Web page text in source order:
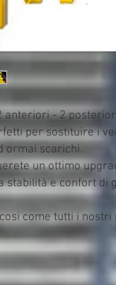
anteriori - 2
per sostituire i
ormai scarichi.
un ottimo
stabilità e confort di
come tutti i